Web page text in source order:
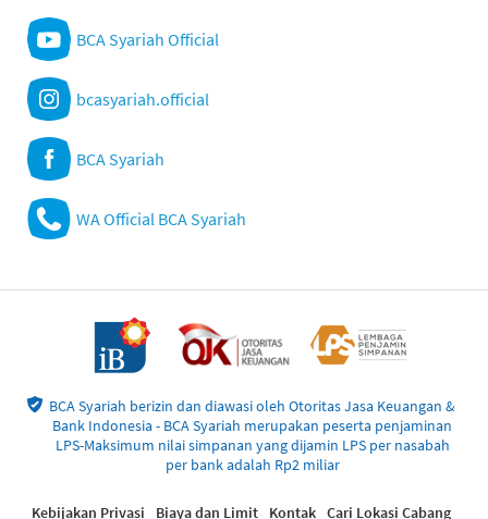
BCA Syariah Official
bcasyariah.official
BCA Syariah
WA Official BCA Syariah
BCA Syariah berizin dan diawasi oleh Otoritas Jasa Keuangan &
Bank Indonesia - BCA Syariah merupakan peserta penjaminan
LPS-Maksimum nilai simpanan yang dijamin LPS per nasabah
per bank adalah Rp2 miliar
Kebijakan Privasi Biaya dan Limit Kontak Cari Lokasi Cabang